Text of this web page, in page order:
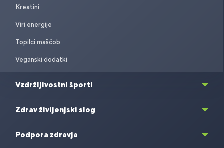
Kreatini
Viri energije
Topilci maščob
Veganski dodatki
Vzdržljivostni športi
Zdrav življenjski slog
Podpora zdravja